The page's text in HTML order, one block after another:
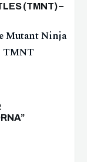
(TMNT) –
Mutant Ninja
TMNT